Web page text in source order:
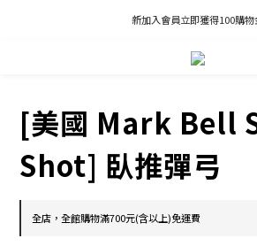
凡推薦新客加入會員，推薦人享有獎勵購物金80元；
新加入會員立即獲得100購物
凡推薦新客加入會員，推薦人享有獎勵購物金80元
[美國 Mark Bell
Shot] 臥推彈弓
全店，全館購物滿700元(含以上)免運費